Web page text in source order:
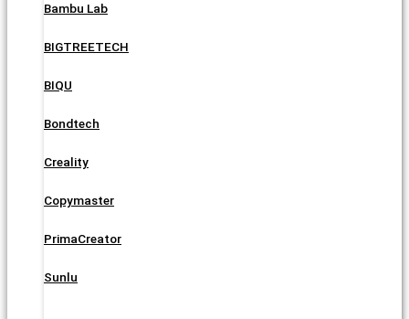
Bambu Lab
BIGTREETECH
BIQU
Bondtech
Creality
Copymaster
PrimaCreator
Sunlu